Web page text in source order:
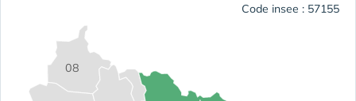
Code insee : 57155
08